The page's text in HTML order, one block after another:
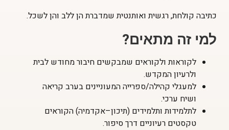
כתיבה קולחת, רגשית ואותנטית שמדברת הן ללב והן לשכל.
למי זה מתאים?
לקוראות ולקוראים שמבקשים חיבור מחודש לבית
ולרעיון המקדש.
למעגלי קהילה/ספרייה המעוניינים בערב קריאה
ושיח ערכי.
לתלמידות ותלמידים (תיכון–אקדמיה) הקוראים
טקסטים רעיוניים דרך סיפור.